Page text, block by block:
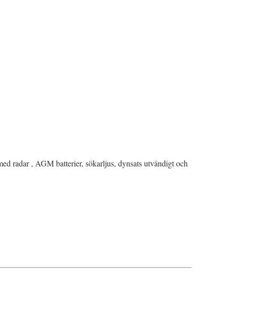
radar , AGM batterier, sökarljus, dynsats utvändigt och